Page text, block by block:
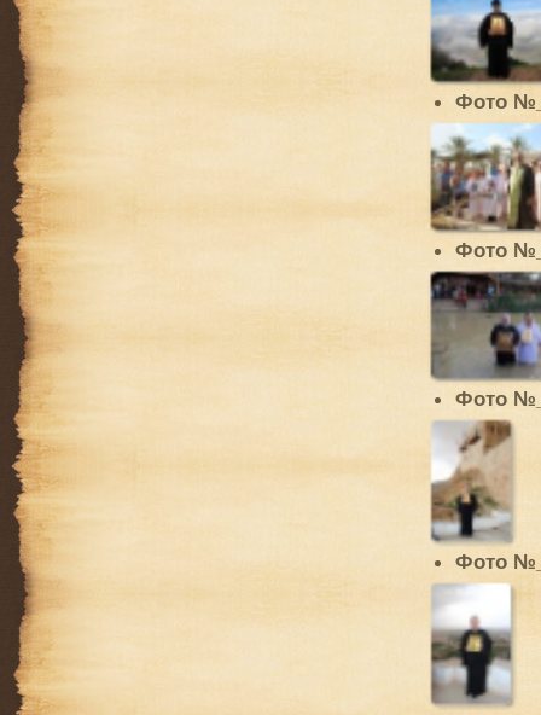
Фото
Фото
Фото
Фото